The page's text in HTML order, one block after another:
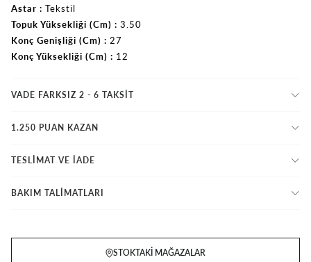
Astar
Tekstil
Topuk Yüksekliği (Cm)
3.50
Konç Genişliği (Cm)
27
Konç Yüksekliği (Cm)
12
VADE FARKSIZ 2 - 6 TAKSIT
1.250 PUAN KAZAN
TESLİMAT VE İADE
BAKIM TALİMATLARI
STOKTAKI MAĞAZALAR